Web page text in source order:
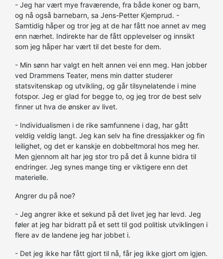
- Jeg har vært mye fraværende, fra både koner og barn,
og nå også barnebarn, sa Jens-Petter Kjemprud. -
Samtidig håper og tror jeg at de har fått noe annet av meg
enn nærhet. Indirekte har de fått opplevelser og innsikt
som jeg håper har vært til det beste for dem.
- Min sønn har valgt en helt annen vei enn meg. Han jobber
ved Drammens Teater, mens min datter studerer
statsvitenskap og utvikling, og går tilsynelatende i mine
fotspor. Jeg er glad for begge to, og jeg tror de best selv
finner ut hva de ønsker av livet.
- Individualismen i de rike samfunnene i dag, har gått
veldig veldig langt. Jeg kan selv ha fine dressjakker og fin
leilighet, og det er kanskje en dobbeltmoral hos meg her.
Men gjennom alt har jeg stor tro på det å kunne bidra til
endringer. Jeg synes mange ting er viktigere enn det
materielle.
Angrer du på noe?
- Jeg angrer ikke et sekund på det livet jeg har levd. Jeg
føler at jeg har bidratt på et sett til god politisk utviklingen i
flere av de landene jeg har jobbet i.
- Det jeg ikke har fått gjort til nå, får jeg ikke gjort om igjen.